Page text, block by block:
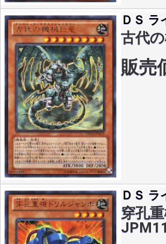
ＤＳ ラ
古代
販売
ＤＳ ラ
穿孔